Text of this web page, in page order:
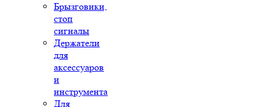
Брызговики,
стоп
сигналы
Держатели
для
аксессуаров
и
инструмента
Для